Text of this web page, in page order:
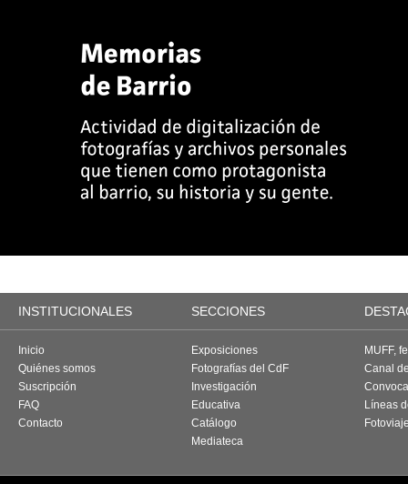
INSTITUCIONALES SECCIONES
Inicio
Quiénes somos
Suscripción
FAQ
Contacto
Exposiciones
Fotografías del CdF
Investigación
Educativa
Catálogo
Mediateca
MUFF,
Canal
Líneas